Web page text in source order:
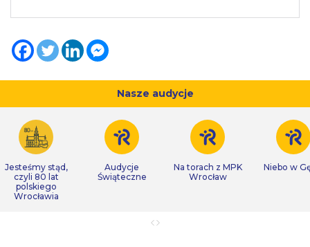
Nasze audycje
Jesteśmy stąd,
czyli 80 lat
polskiego
Wrocławia
Audycje
Świąteczne
Na torach z MPK
Wrocław
Niebo w